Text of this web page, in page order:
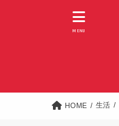
MENU
HOME 生活